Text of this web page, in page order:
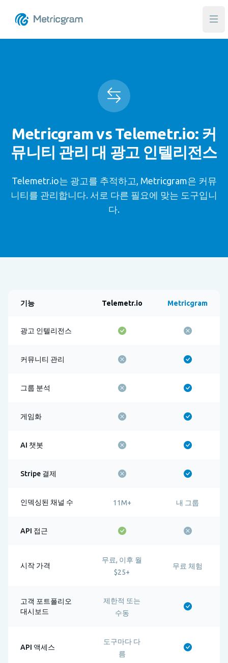
메
Metricgram vs Telemetr.io: 커
뮤니티 관리 대 광고 인텔리전스
Telemetr.io는 광고를 추적하고, Metricgram은 커뮤
니티를 관리합니다. 서로 다른 필요에 맞는 도구입니
다.
기능 Telemetr.io Metricgram
광고 인텔리전스
커뮤니티 관리
그룹 분석
게임화
AI 챗봇
Stripe 결제
인덱싱된 채널 수 11M+ 내 그룹
API 접근
시작 가격
무료, 이후 월
$25+
무료 체험
고객 포트폴리오
대시보드
제한적 또는
수동
API 액세스
도구마다 다
름